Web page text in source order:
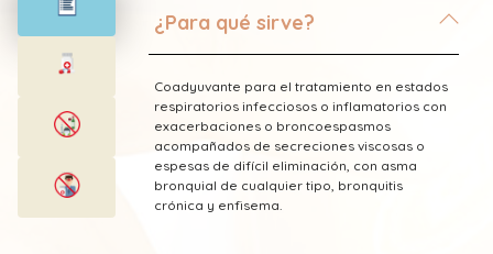
¿Para qué sirve?
Coadyuvante para el tratamiento en estados
respiratorios infecciosos o inflamatorios con
exacerbaciones o broncoespasmos
acompañados de secreciones viscosas o
espesas de difícil eliminación, con asma
bronquial de cualquier tipo, bronquitis
crónica y enfisema.